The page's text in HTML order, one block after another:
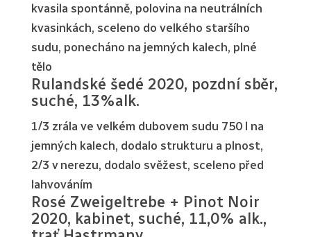
kvasila spontánně, polovina na neutrálních
kvasinkách, sceleno do velkého staršího
sudu, ponecháno na jemných kalech, plné
tělo
Rulandské šedé 2020, pozdní sběr,
suché, 13%alk.
1/3 zrála ve velkém dubovem sudu 750 l na
jemných kalech, dodalo strukturu a plnost,
2/3 v nerezu, dodalo svěžest, sceleno před
lahvováním
Rosé Zweigeltrebe + Pinot Noir
2020, kabinet, suché, 11,0% alk.,